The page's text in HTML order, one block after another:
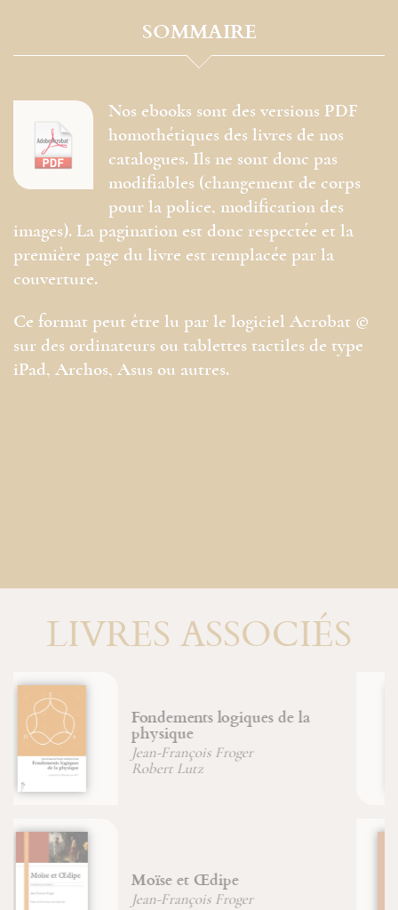
SOMMAIRE
Nos ebooks sont des versions PDF
homothétiques des livres de nos
catalogues. Ils ne sont donc pas
modifiables (changement de corps
pour la police, modification des
images). La pagination est donc respectée et la
première page du livre est remplacée par la
couverture.
Ce format peut être lu par le logiciel Acrobat ©
sur des ordinateurs ou tablettes tactiles de type
iPad, Archos, Asus ou autres.
LIVRES ASSOCIÉS
Une vie incorruptible
Jean-François Froger
Pétrir la pierre
David-Maria Turoldo